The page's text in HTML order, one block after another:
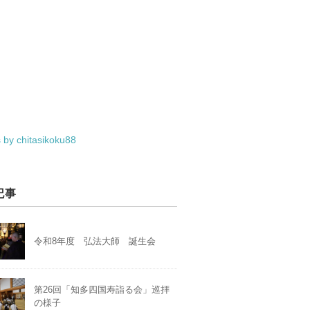
by chitasikoku88
事
令和8年度 弘法大師 誕生会
第26回「知多四国寿詣る会」巡拝
の様子